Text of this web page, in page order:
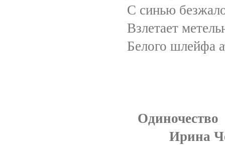
С синью
Взлетает метелью
Белого шлейфа
Одиночество
Ирина